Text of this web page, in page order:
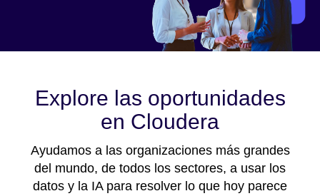
Explore las oportunidades
en Cloudera
Ayudamos a las organizaciones más grandes
del mundo, de todos los sectores, a usar los
datos y la IA para resolver lo que hoy parece